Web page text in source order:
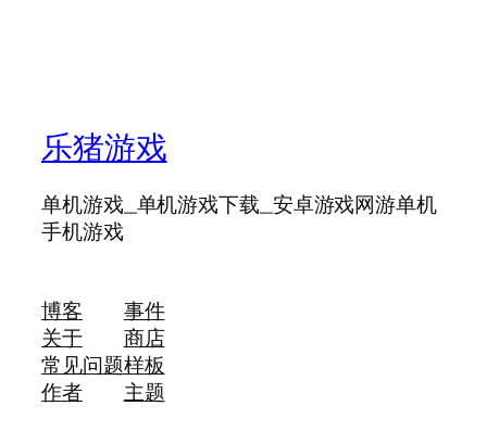
乐猪游戏
单机游戏_单机游戏下载_安卓游戏网游单机
手机游戏
博客
关于
常见问题
作者
事件
商店
样板
主题